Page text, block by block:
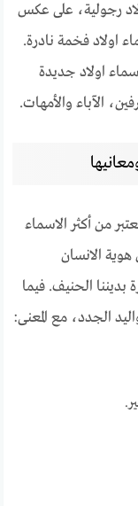
رجولية، على عكس
اولاد فخمة نادرة.
اولاد جديدة
من أكثر الاسماء
الانسان
بديننا الحنيف. فيما
الجدد، مع المعنى: